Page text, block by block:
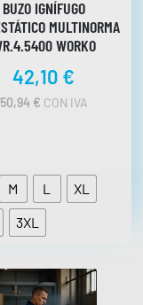
BUZO IGNÍFUGO
MULTINORMA
WORKO
42,10 €
50,94 € CON IVA
M L
XL
3XL